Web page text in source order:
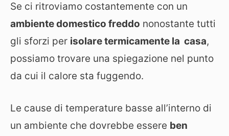
Se ci ritroviamo costantemente con un
ambiente domestico freddo nonostante tutti
gli sforzi per isolare termicamente la casa,
possiamo trovare una spiegazione nel punto
da cui il calore sta fuggendo.
Le cause di temperature basse all’interno di
un ambiente che dovrebbe essere ben